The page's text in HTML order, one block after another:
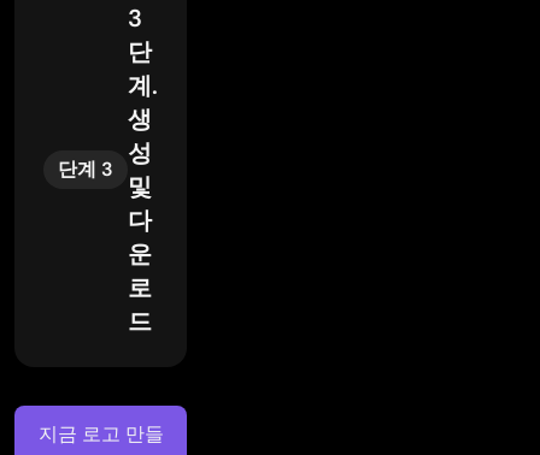
단계 3
3
단
계.
생
성
및
다
운
로
드
지금 로고 만들